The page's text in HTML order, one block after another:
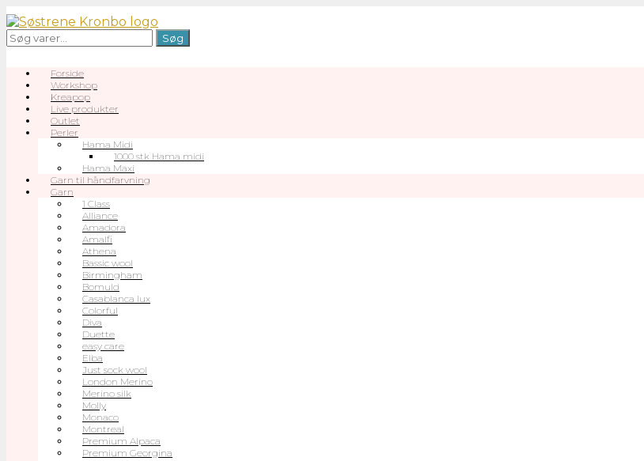
Gå
til
indhold
Søg
efter:
Søg
Forside
Workshop
Kreapop
Live produkter
Outlet
Perler
Hama Midi
1000 stk Hama midi
Hama Maxi
Garn til håndfarvning
Garn
1 Class
Alliance
Amadora
Amalfi
Athena
Bassic wool
Birmingham
Bomuld
Casablanca lux
Colorful
Diva
Duette
easy care
Elba
Just sock wool
London Merino
Merino silk
Molly
Monaco
Montreal
Premium Alpaca
Premium Georgina